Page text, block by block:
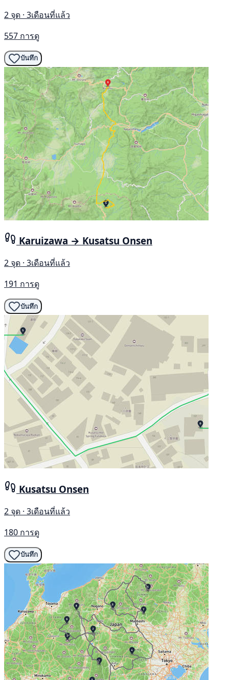
2 จุด · 3เดือนที่แล้ว
557 การดู
บันทึก
Karuizawa → Kusatsu Onsen
2 จุด · 3เดือนที่แล้ว
191 การดู
บันทึก
Kusatsu Onsen
2 จุด · 3เดือนที่แล้ว
180 การดู
บันทึก